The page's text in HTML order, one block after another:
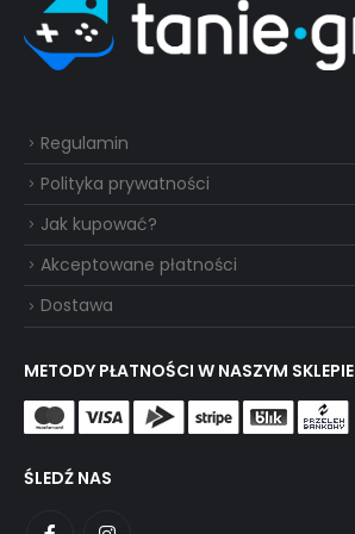
Regulamin
Polityka prywatności
Jak kupować?
Akceptowane płatności
Dostawa
METODY PŁATNOŚCI W NASZYM SKLEPIE
ŚLEDŹ NAS